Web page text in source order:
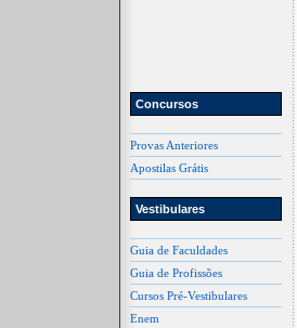
Concursos
Provas Anteriores
Apostilas Grátis
Vestibulares
Guia de Faculdades
Guia de Profissões
Cursos Pré-Vestibulares
Enem